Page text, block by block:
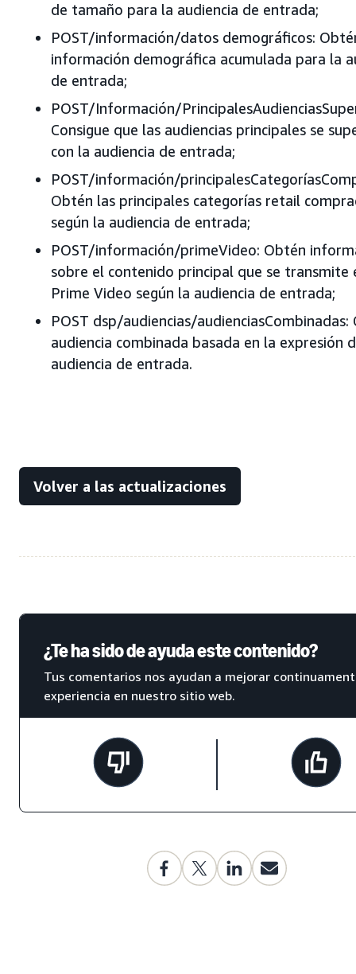
de tamaño para la audiencia de entrada;
POST/información/datos demográficos:
información demográfica acumulada para la
de entrada;
POST/Información/
Consigue que las audiencias principales se
con la audiencia de entrada;
POST/información/
Obtén las principales categorías retail
según la audiencia de entrada;
POST/información/primeVideo: Obtén
sobre el contenido principal que se transmite
Prime Video según la audiencia de entrada;
POST dsp/audiencias/audienciasCombinadas:
audiencia combinada basada en la expresión
audiencia de entrada.
Volver a las actualizaciones
¿Te ha sido de ayuda este contenido?
Tus comentarios nos ayudan a mejorar
experiencia en nuestro sitio web.